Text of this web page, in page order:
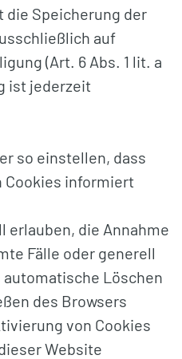
die Speicherung der
auf
(Art. 6 Abs. 1 lit. a
ist jederzeit
so einstellen, dass
Cookies informiert
erlauben, die Annahme
Fälle oder generell
Löschen
des Browsers
von Cookies
Website